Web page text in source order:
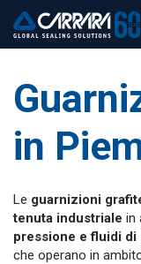
in
Le guarnizioni
tenuta industriale in
pressione e fluidi di
che operano in